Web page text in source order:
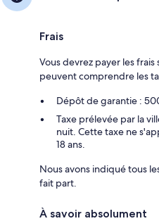
Frais
Vous devrez payer les frais
peuvent comprendre les
Dépôt de garantie :
Taxe prélevée par la
nuit. Cette taxe ne
18 ans.
Nous avons indiqué tous
fait part.
À savoir absolument